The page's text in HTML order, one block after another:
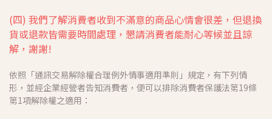
(四) 我們了解消費者收到不滿意的商品心情會很差，但退換
貨或退款皆需要時間處理，懇請消費者能耐心等候並且諒
解，謝謝!
依照「通訊交易解除權合理例外情事適用準則」規定，有下列情
形，並經企業經營者告知消費者，便可以排除消費者保護法第19條
第1項解除權之適用：